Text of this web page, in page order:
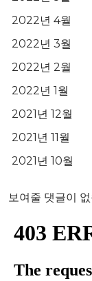
2022년 4월
2022년 3월
2022년 2월
2022년 1월
2021년 12월
2021년 11월
2021년 10월
보여줄 댓글이